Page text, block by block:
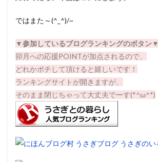
ではまた～(^_^)/~
▼参加しているブログランキングのボタン▼
卯月への応援POINTが加点されるので、
どれかポチして頂けると嬉しいです！
ランキングサイトが開きますが、
そのまま閉じちゃって大丈夫でーす(*^ω^*)